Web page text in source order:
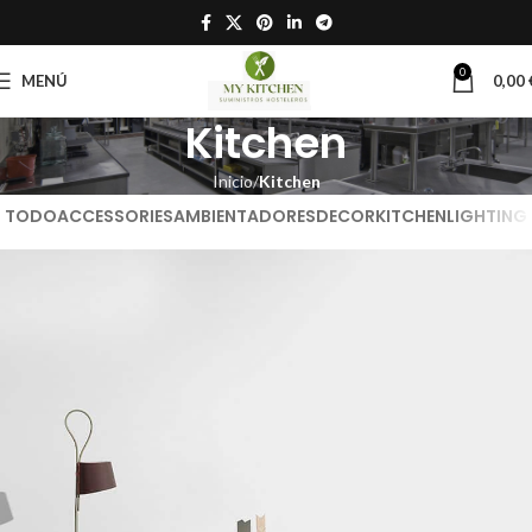
MENÚ 0 0,00
Kitchen
Inicio Kitchen
TODOACCESSORIESAMBIENTADORESDECORKITCHENLIGHTING